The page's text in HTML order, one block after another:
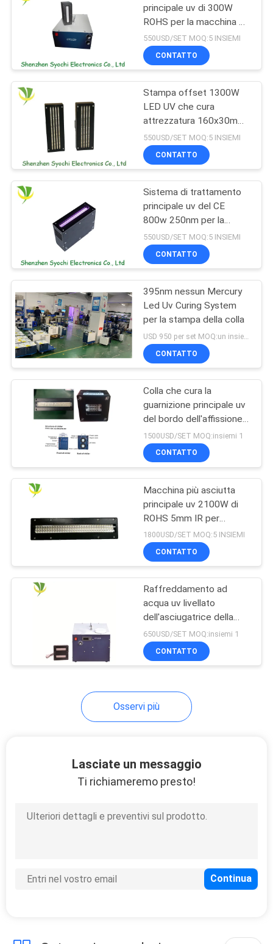
RICHIEDA
CITAZIONE
MAPPA
PRIVACY
POLICY
Refrigeratore del
bagno di ghiaccio
38
Macchina del bagno
di ghiaccio
19
Refrigeratore di
acqua industriale
Luce germicida UV
del LED
88
Sistema ad aria
purificata UV-C
Forno di
LED per la
principale uv di 300W
ROHS per la macchina di
stampa offset
550USD/SET MOQ:5 INSIEMI
CONTATTO
Stampa offset 1300W
LED UV che cura
attrezzatura 160x30mm
che emette
550USD/SET MOQ:5 INSIEMI
CONTATTO
Sistema di trattamento
principale uv del CE
800w 250nm per la
stampante 1390 A3
550USD/SET MOQ:5 INSIEMI
CONTATTO
395nm nessun Mercury
Led Uv Curing System
per la stampa della colla
CONTATTO
Colla che cura la
guarnizione principale uv
del bordo dell'affissione a
cristalli liquidi Lcm della
lampada del modulo che
appunta 1600W
1500USD/SET MOQ:insiemi 1
CONTATTO
Macchina più asciutta
principale uv 2100W di
ROHS 5mm IR per
serigrafia
1800USD/SET MOQ:5 INSIEMI
CONTATTO
Raffreddamento ad
acqua uv livellato
dell'asciugatrice della
resina di controllo
AC220V 395nm
650USD/SET MOQ:insiemi 1
CONTATTO
Osservi più
Lasciate un messaggio
Ti richiameremo presto!